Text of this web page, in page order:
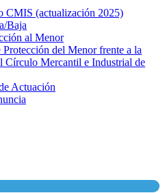
CMIS (actualización 2025)
Baja
al Menor
Protección del Menor frente a la
Círculo Mercantil e Industrial de
Actuación